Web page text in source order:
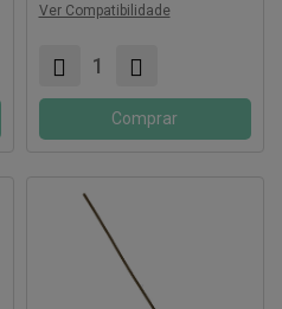
Ver Compatibilidade
Comprar